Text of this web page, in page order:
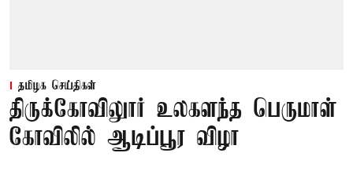
தமிழக செய்திகள்
திருக்கோவிலுார் உலகளந்த பெருமாள்
கோவிலில் ஆடிப்பூர விழா